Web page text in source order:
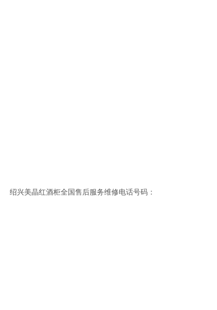
绍兴美晶红酒柜全国售后服务维修电话号码：